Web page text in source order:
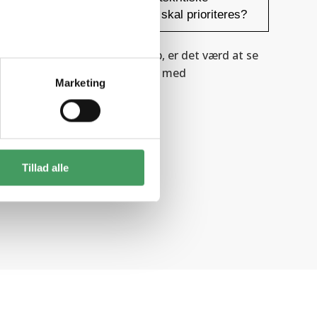
Marketing
Tillad alle
funktioner skal prioriteres?
er relevant for dit setup, er det værd at se
og sammenholde det med